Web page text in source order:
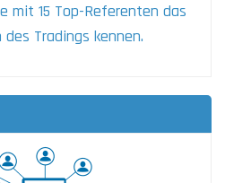
mit 15 Top-Referenten das
Tradings kennen.